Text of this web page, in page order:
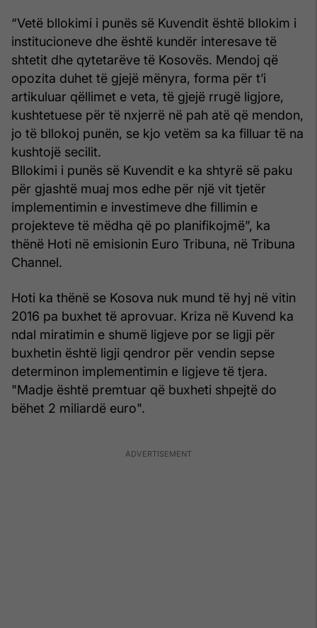
“Vetë bllokimi i punës së Kuvendit është bllokim i
institucioneve dhe është kundër interesave të
shtetit dhe qytetarëve të Kosovës. Mendoj që
opozita duhet të gjejë mënyra, forma për t’i
artikuluar qëllimet e veta, të gjejë rrugë ligjore,
kushtetuese për të nxjerrë në pah atë që mendon,
jo të bllokoj punën, se kjo vetëm sa ka filluar të na
kushtojë secilit.
Bllokimi i punës së Kuvendit e ka shtyrë së paku
për gjashtë muaj mos edhe për një vit tjetër
implementimin e investimeve dhe fillimin e
projekteve të mëdha që po planifikojmë”, ka
thënë Hoti në emisionin Euro Tribuna, në Tribuna
Channel.
Hoti ka thënë se Kosova nuk mund të hyj në vitin
2016 pa buxhet të aprovuar. Kriza në Kuvend ka
ndal miratimin e shumë ligjeve por se ligji për
buxhetin është ligji qendror për vendin sepse
determinon implementimin e ligjeve të tjera.
"Madje është premtuar që buxheti shpejtë do
bëhet 2 miliardë euro".